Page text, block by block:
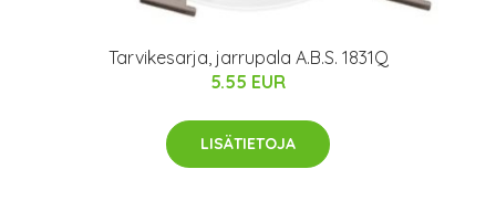
Tarvikesarja, jarrupala A.B.S. 1831Q
5.55 EUR
LISÄTIETOJA